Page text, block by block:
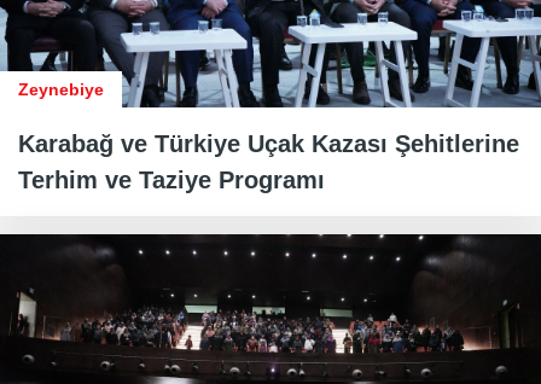
Zeynebiye
Karabağ ve Türkiye Uçak Kazası Şehitlerine
Terhim ve Taziye Programı